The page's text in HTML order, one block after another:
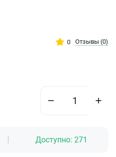
0 Отзывы (0)
Доступно: 271